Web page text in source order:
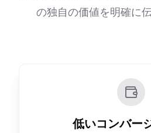
の独自の価値を明確に
低いコンバー